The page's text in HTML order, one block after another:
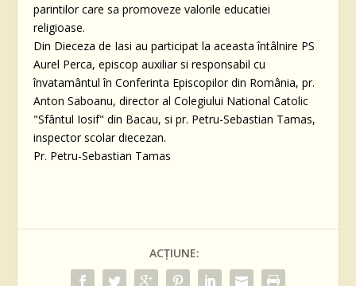
parintilor care sa promoveze valorile educatiei
religioase.
Din Dieceza de Iasi au participat la aceasta întâlnire PS
Aurel Perca, episcop auxiliar si responsabil cu
învatamântul în Conferinta Episcopilor din România, pr.
Anton Saboanu, director al Colegiului National Catolic
"Sfântul Iosif" din Bacau, si pr. Petru-Sebastian Tamas,
inspector scolar diecezan.
Pr. Petru-Sebastian Tamas
ACȚIUNE: